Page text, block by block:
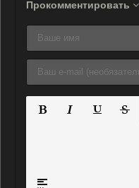
Прокомментировать